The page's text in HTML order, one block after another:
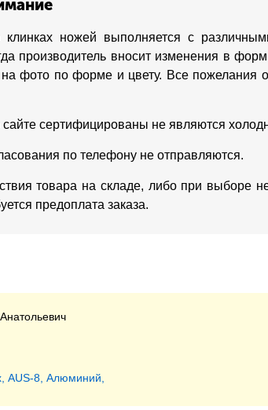
клинках ножей выполняется с
производитель вносит изменения в
фото по форме и цвету. Все пожелания
сайте сертифицированы не являются
по телефону не отправляются.
товара на складе, либо при выборе
предоплата заказа.
AUS-8, Алюминий,